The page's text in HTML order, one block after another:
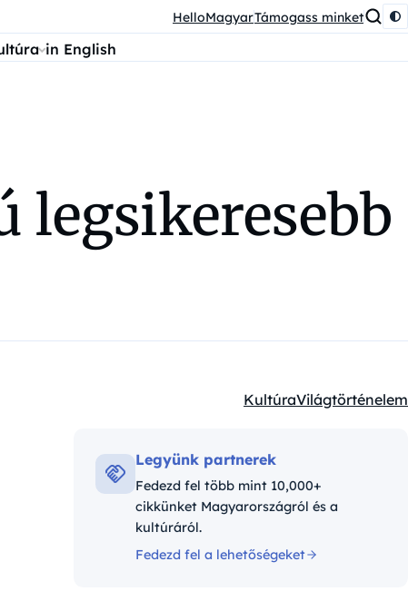
HelloMagyarTámogass minket
in English
legsikeresebb
Kategóriák:
KultúraVilágtörténelem
Legyünk partnerek
Fedezd fel több mint 10,000+
cikkünket Magyarországról és a
kultúráról.
Fedezd fel a lehetőségeket